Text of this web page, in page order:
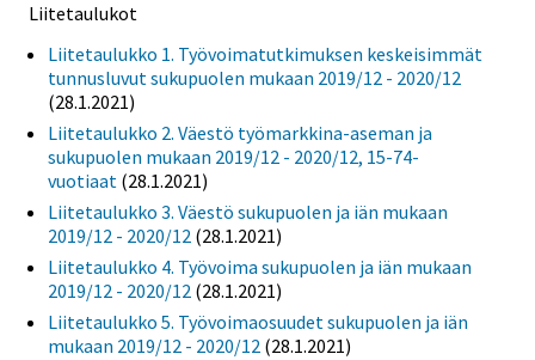
Liitetaulukot
Liitetaulukko 1. Työvoimatutkimuksen keskeisimmät
tunnusluvut sukupuolen mukaan 2019/12 - 2020/12
(28.1.2021)
Liitetaulukko 2. Väestö työmarkkina-aseman ja
sukupuolen mukaan 2019/12 - 2020/12, 15-74-
vuotiaat (28.1.2021)
Liitetaulukko 3. Väestö sukupuolen ja iän mukaan
2019/12 - 2020/12 (28.1.2021)
Liitetaulukko 4. Työvoima sukupuolen ja iän mukaan
2019/12 - 2020/12 (28.1.2021)
Liitetaulukko 5. Työvoimaosuudet sukupuolen ja iän
mukaan 2019/12 - 2020/12 (28.1.2021)